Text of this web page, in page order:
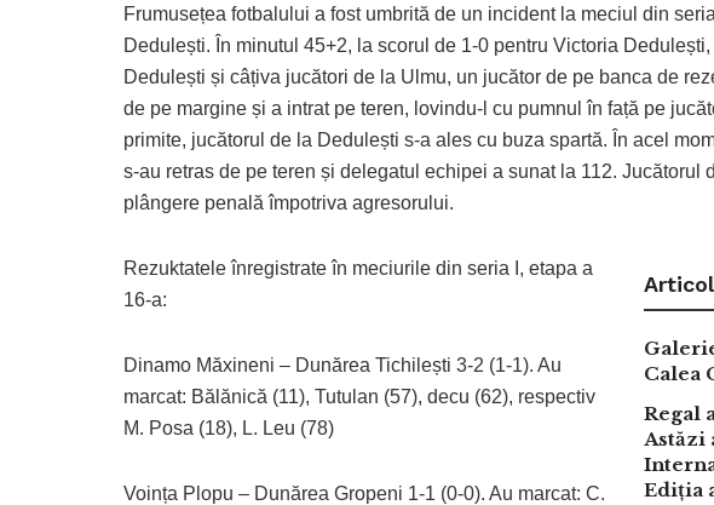
Frumusețea fotbalului a fost umbrită de un incident la meciul din
Dedulești. În minutul 45+2, la scorul de 1-0 pentru Victoria
Dedulești și câțiva jucători de la Ulmu, un jucător de pe banca de
de pe margine și a intrat pe teren, lovindu-l cu pumnul în față pe
primite, jucătorul de la Dedulești s-a ales cu buza spartă. În acel
s-au retras de pe teren și delegatul echipei a sunat la 112. Jucătorul
plângere penală împotriva agresorului.
Calea
Regal
Astăzi
Ediția
Rezuktatele înregistrate în meciurile din seria I, etapa a
16-a:
Dinamo Măxineni – Dunărea Tichilești 3-2 (1-1). Au
marcat: Bălănică (11), Tutulan (57), decu (62), respectiv
M. Posa (18), L. Leu (78)
Voința Plopu – Dunărea Gropeni 1-1 (0-0). Au marcat: C.